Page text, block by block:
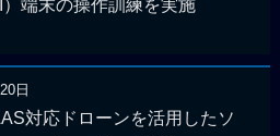
）端末の操作訓練を実施
日
対応ドローンを活用したソ